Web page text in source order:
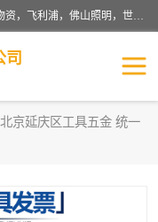
专业配送水暖器材、光源灯具、五金交电等维修物资，飞利浦，佛山照明，世达，博世，九牧，特陶等各产品涉及国内外知名品牌。公司专注与物业、学校、酒店、工厂等单位合作，提供一站式配送服务，降低客户综合成本。依托电子商务改变传统模式，以专业的团队为客户提供24H物资配送到达，货到月结、统一开票，便捷退换等服务，提高了企业的运营效率。
司
京延庆区工具五金 统一
辅材